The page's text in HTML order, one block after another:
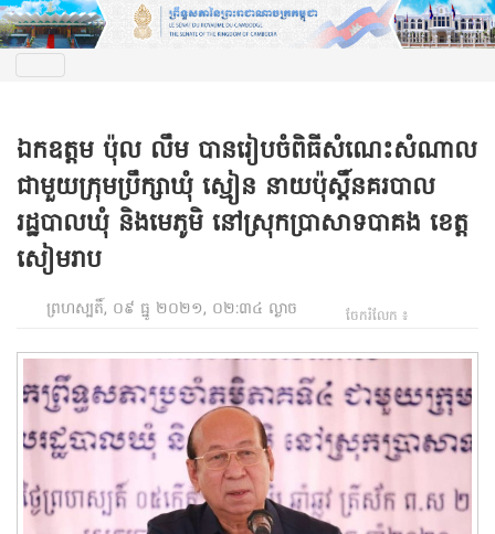
ឯកឧត្តម ប៉ុល លឹម បានរៀបចំពិធីសំណេះសំណាល
ជាមួយក្រុមប្រឹក្សាឃុំ ស្មៀន នាយប៉ុស្តិ៍នគរបាល
រដ្ឋបាលឃុំ និងមេភូមិ នៅស្រុកប្រាសាទបាគង ខេត្ត
សៀមរាប
ព្រហស្បតិ៍, ០៩ ធ្នូ ២០២១, ០២:៣៤ ល្ងាច ចែករំលែក ៖